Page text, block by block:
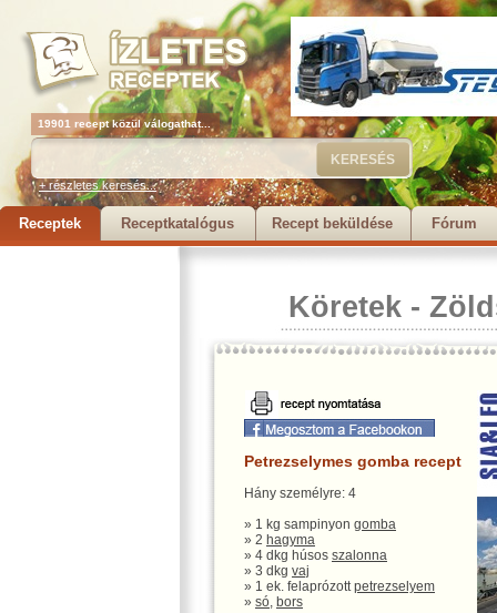
19901 recept közül válogathat...
+ részletes keresés...
Receptek Receptkatalógus Recept beküldése Fórum
Köretek -
Petrezselymes gomba recept
Hány személyre: 4
» 1 kg sampinyon gomba
» 2 hagyma
» 4 dkg húsos szalonna
» 3 dkg vaj
» 1 ek. felaprózottpetrezselyem
» só, bors